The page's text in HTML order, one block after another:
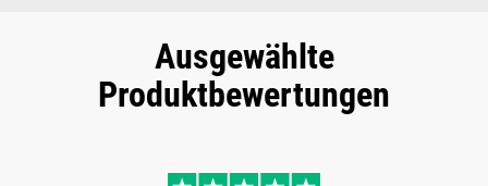
Ausgewählte
Produktbewertungen